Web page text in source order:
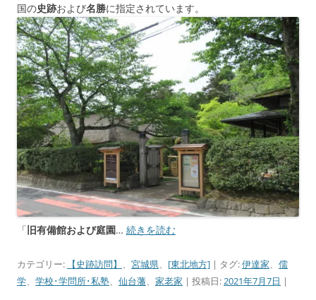
国の史跡および名勝に指定されています。
「 旧有備館および庭園… 続きを読む
カテゴリー: 【史跡訪問】 、 宮城県、 [東北地方] | タグ:伊達家、 儒
学、 学校･学問所･私塾、 仙台藩、 家老家 | 投稿日:2021年7月7日 |